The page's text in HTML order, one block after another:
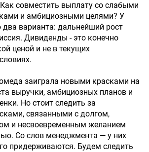
совместить выплату со слабыми
и амбициозными целями? У
два варианта: дальнейший рост
Дивиденды - это конечно
ценой и не в текущих
заиграла новыми красками на
выручки, амбициозных планов и
Но стоит следить за
связанными с долгом,
и несвоевременным желанием
Со слов менеджмента — у них
придерживаются. Будем следить